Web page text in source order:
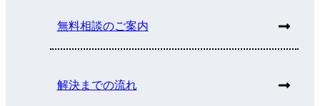
無料相談のご案内
解決までの流れ